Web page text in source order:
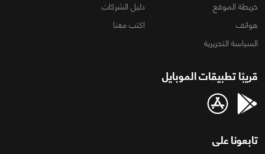
خريطة الموقع
دليل الشركات
هواتف
اكتب معنا
السياسة التحريرية
قريبًا تطبيقات الموبايل
تابعونا على